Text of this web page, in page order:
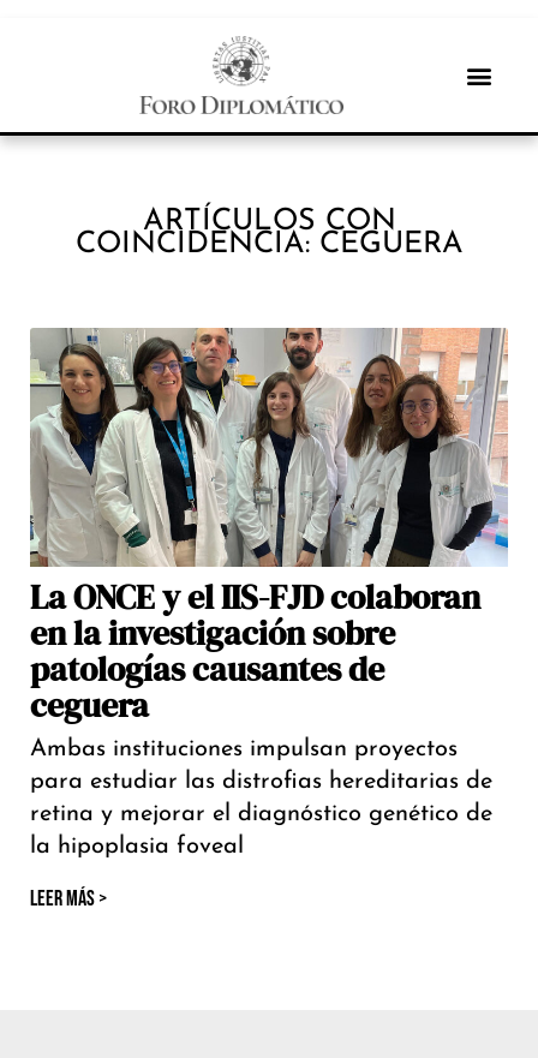
ARTÍCULOS CON
COINCIDENCIA: CEGUERA
La ONCE y el IIS-FJD colaboran
en la investigación sobre
patologías causantes de
ceguera
Ambas instituciones impulsan proyectos
para estudiar las distrofias hereditarias de
retina y mejorar el diagnóstico genético de
la hipoplasia foveal
LEER MÁS >